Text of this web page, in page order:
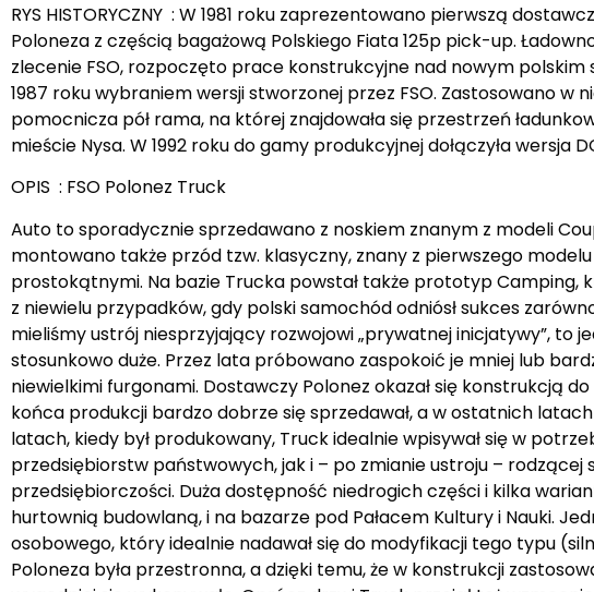
RYS HISTORYCZNY : W 1981 roku zaprezentowano pierwszą
Poloneza z częścią bagażową Polskiego Fiata 125p pick-up.
zlecenie FSO, rozpoczęto prace konstrukcyjne nad nowym
1987 roku wybraniem wersji stworzonej przez FSO. Zastosowano
pomocnicza pół rama, na której znajdowała się przestrzeń
mieście Nysa. W 1992 roku do gamy produkcyjnej dołączyła wersja
OPIS : FSO Polonez Truck
Auto to sporadycznie sprzedawano z noskiem znanym z modeli
montowano także przód tzw. klasyczny, znany z pierwszego
prostokątnymi. Na bazie Trucka powstał także prototyp Camping,
z niewielu przypadków, gdy polski samochód odniósł sukces
mieliśmy ustrój niesprzyjający rozwojowi „prywatnej inicjatywy”, to
stosunkowo duże. Przez lata próbowano zaspokoić je mniej lub
niewielkimi furgonami. Dostawczy Polonez okazał się konstrukcją
końca produkcji bardzo dobrze się sprzedawał, a w ostatnich
latach, kiedy był produkowany, Truck idealnie wpisywał się w
przedsiębiorstw państwowych, jak i – po zmianie ustroju – rodzącej
przedsiębiorczości. Duża dostępność niedrogich części i kilka
hurtownią budowlaną, i na bazarze pod Pałacem Kultury i Nauki.
osobowego, który idealnie nadawał się do modyfikacji tego typu
Poloneza była przestronna, a dzięki temu, że w konstrukcji